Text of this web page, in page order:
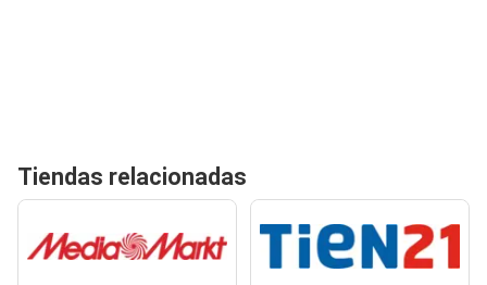
Tiendas relacionadas